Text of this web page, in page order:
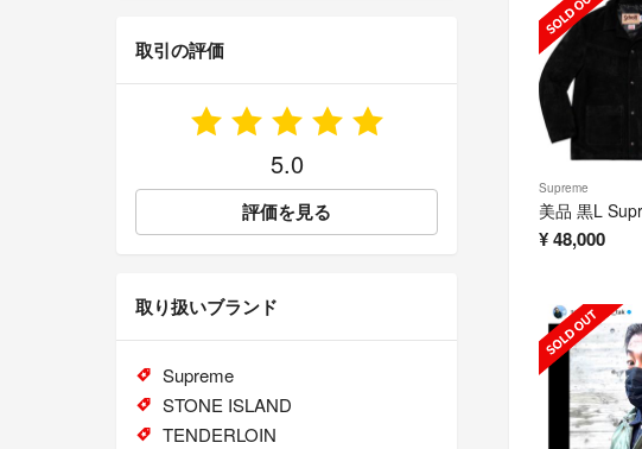
Supreme
¥48,000
取引の評価
5.0
評価を見る
取り扱いブランド
Supreme
STONE ISLAND
TENDERLOIN